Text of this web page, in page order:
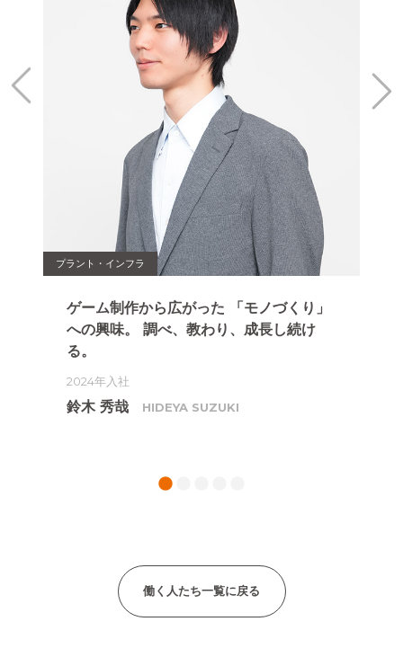
プラント・インフラ
ゲーム制作から広がった 「モノづくり」
への興味。
調べ、教わり、成長し続け
る。
2024年入社
鈴木 秀哉 HIDEYA SUZUKI
1
働く人たち一覧に戻る